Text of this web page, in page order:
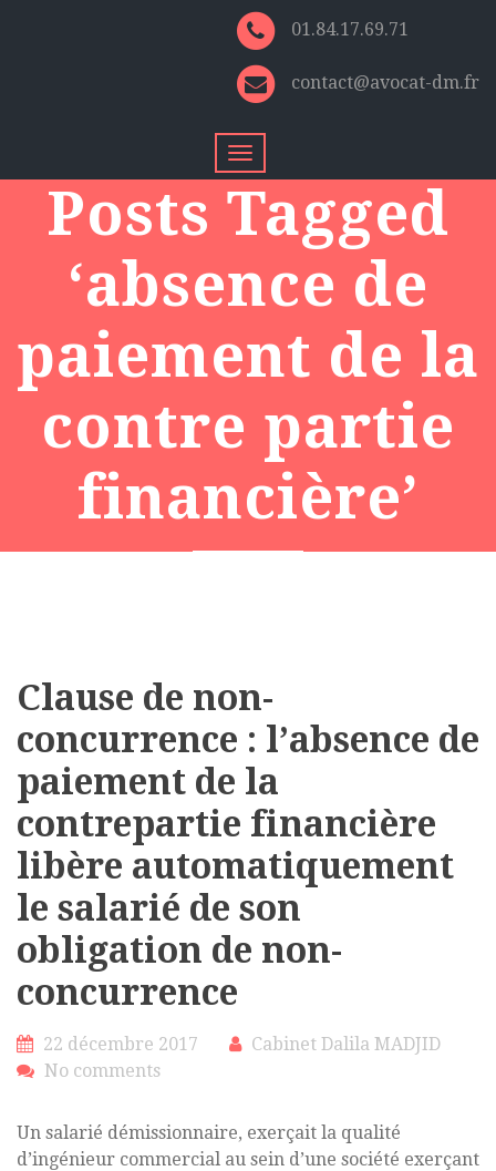
01.84.17.69.71
contact@avocat-dm.fr
Toggle
navigation
Posts Tagged
‘absence de
paiement de la
contre partie
financière’
Clause de non-
concurrence : l’absence de
paiement de la
contrepartie financière
libère automatiquement
le salarié de son
obligation de non-
concurrence
22 décembre 2017
Cabinet Dalila MADJID
No comments
Un salarié démissionnaire, exerçait la qualité
d’ingénieur commercial au sein d’une société exerçant